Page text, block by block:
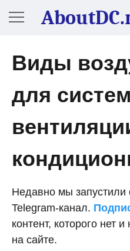
Виды
для систем
Недавно мы запустили
Telegram-канал.
контент, которого нет
на сайте.